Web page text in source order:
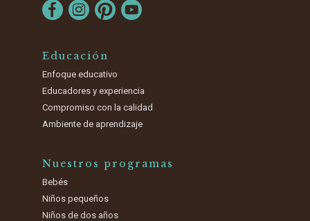
Educación
Enfoque educativo
Educadores y experiencia
Compromiso con la calidad
Ambiente de aprendizaje
Nuestros programas
Bebés
Niños pequeños
Niños de dos años